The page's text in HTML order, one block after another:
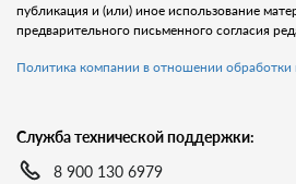
публикация и (или) иное использование
предварительного письменного согласия
Политика компании в отношении
Служба технической поддержки:
8 900 130 6979